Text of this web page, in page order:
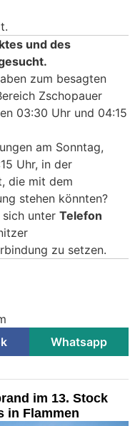
und des
zum besagten
Zschopauer
03:30 Uhr und 04:15
am Sonntag,
Uhr, in der
die mit dem
stehen könnten?
unter Telefon
zu setzen.
Whatsapp
im 13. Stock
in Flammen